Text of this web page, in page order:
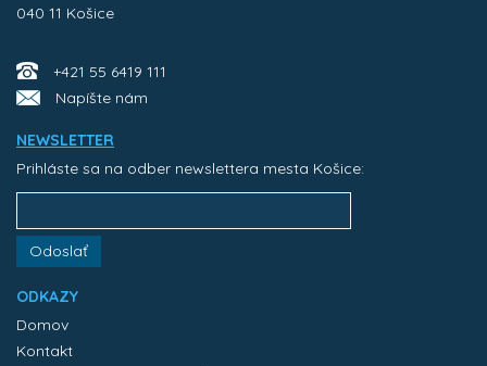
040 11 Košice
+421 55 6419 111
Napíšte nám
NEWSLETTER
Prihláste sa na odber newslettera mesta Košice:
Odoslať
ODKAZY
Domov
Kontakt